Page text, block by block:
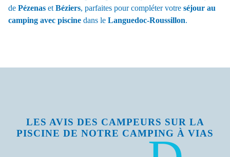
de Pézenas etBéziers, parfaites pour compléter votre séjour au
camping avec piscine dans le Languedoc-Roussillon.
LES AVIS DES CAMPEURS SUR LA
PISCINE DE NOTRE CAMPING À VIAS